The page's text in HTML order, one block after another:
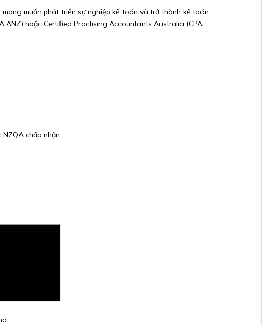
mong muốn phát triển sự nghiệp kế toán và trở thành kế toán
hoặc Certified Practising Accountants Australia (CPA
chấp nhận.